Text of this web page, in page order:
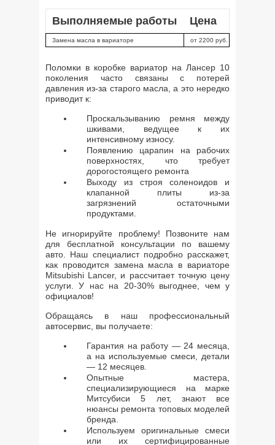
Выполняемые работы Цена
Замена масла в вариаторе от 2200 руб.
Поломки в коробке вариатор на Лансер 10
поколения часто связаны с потерей
давления из-за старого масла, а это нередко
приводит к:
Проскальзыванию ремня между
шкивами, ведущее к их
интенсивному износу.
Появлению царапин на рабочих
поверхностях, что требует
дорогостоящего ремонта
Выходу из строя соленоидов и
клапанной плиты из-за
загрязнений остаточными
продуктами.
Не игнорируйте проблему! Позвоните нам
для бесплатной консультации по вашему
авто. Наш специалист подробно расскажет,
как проводится замена масла в вариаторе
Mitsubishi Lancer, и рассчитает точную цену
услуги. У нас на 20-30% выгоднее, чем у
официалов!
Обращаясь в наш профессиональный
автосервис, вы получаете:
Гарантия на работу — 24 месяца,
а на используемые смеси, детали
— 12 месяцев.
Опытные мастера,
специализирующиеся на марке
Митсубиси 5 лет, знают все
нюансы ремонта топовых моделей
бренда.
Используем оригинальные смеси
или их сертифицированные